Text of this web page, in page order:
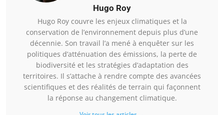
Hugo Roy
Hugo Roy couvre les enjeux climatiques et la
conservation de l’environnement depuis plus d’une
décennie. Son travail l’a mené à enquêter sur les
politiques d’atténuation des émissions, la perte de
biodiversité et les stratégies d’adaptation des
territoires. Il s’attache à rendre compte des avancées
scientifiques et des réalités de terrain qui façonnent
la réponse au changement climatique.